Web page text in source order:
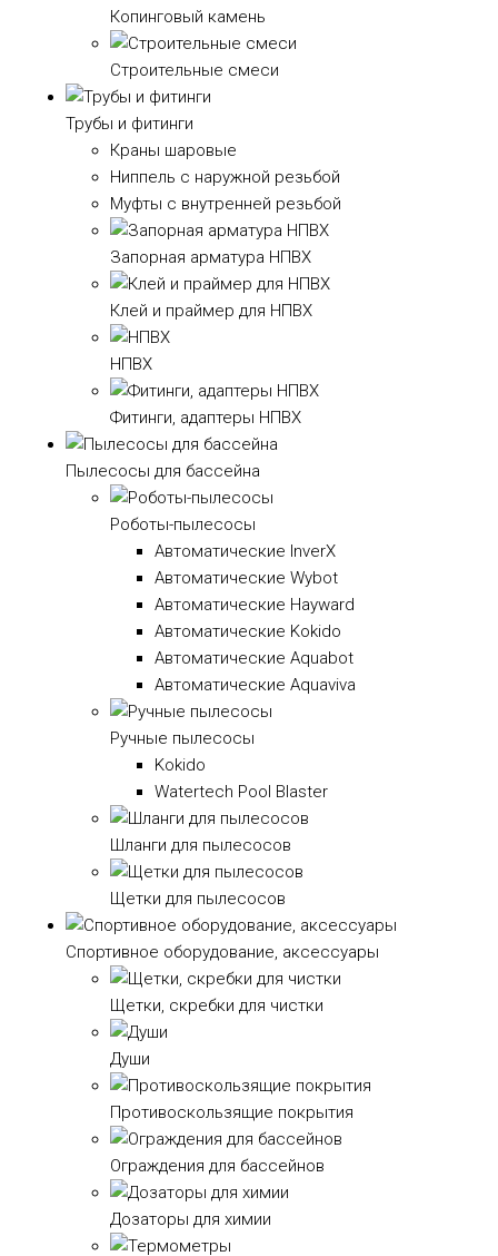
Копинговый камень
Строительные смеси
Трубы и фитинги
Краны шаровые
Ниппель с наружной резьбой
Муфты с внутренней резьбой
Запорная арматура НПВХ
Клей и праймер для НПВХ
НПВХ
Фитинги, адаптеры НПВХ
Пылесосы для бассейна
Роботы-пылесосы
Автоматические InverX
Автоматические Wybot
Автоматические Hayward
Автоматические Kokido
Автоматические Aquabot
Автоматические Aquaviva
Ручные пылесосы
Kokido
Watertech Pool Blaster
Шланги для пылесосов
Щетки для пылесосов
Спортивное оборудование, аксессуары
Щетки, скребки для чистки
Души
Противоскользящие покрытия
Ограждения для бассейнов
Дозаторы для химии